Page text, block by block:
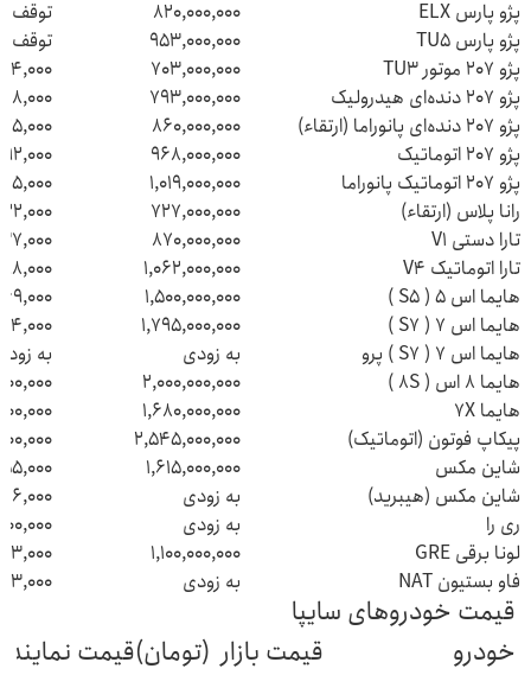
پژو پارس ELX
820,000,000
توقف
پژو پارس TU5
953,000,000
توقف
پژو 207 موتور TU3
703,000,000
پژو 207 دنده‌ای هیدرولیک
793,000,000
پژو 207 دنده‌ای پانوراما (ارتقاء)
860,000,000
پژو 207 اتوماتیک
968,000,000
پژو 207 اتوماتیک پانوراما
1,019,000,000
رانا پلاس (ارتقاء)
727,000,000
تارا دستی V1
870,000,000
تارا اتوماتیک V4
1,062,000,000
هایما اس 5 ( S5 )
1,500,000,000
هایما اس 7 ( S7 )
1,795,000,000
هایما اس 7 ( S7 ) پرو
به زودی
به
هایما 8 اس ( 8S )
2,000,000,000
هایما 7X
1,680,000,000
پیکاپ فوتون (اتوماتیک)
2,545,000,000
شاین مکس
1,615,000,000
شاین مکس (هیبرید)
به زودی
ری را
به زودی
لونا برقی GRE
1,100,000,000
فاو بستیون NAT
به زودی
قیمت خودروهای سایپا
خودرو
قیمت بازار (تومان)قیمت